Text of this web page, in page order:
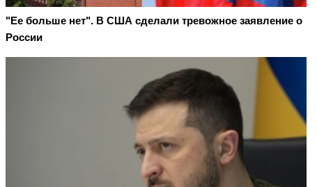
"Ее больше нет". В США сделали тревожное заявление о
России